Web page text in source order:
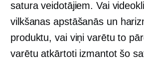
satura veidotājiem. Vai
vilkšanas apstāšanās un
produktu, vai viņi varētu to
varētu atkārtoti izmantot šo